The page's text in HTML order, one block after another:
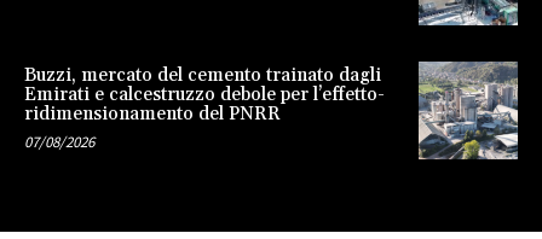
Buzzi, mercato del cemento trainato dagli
Emirati e calcestruzzo debole per l’effetto-
ridimensionamento del PNRR
07/08/2026